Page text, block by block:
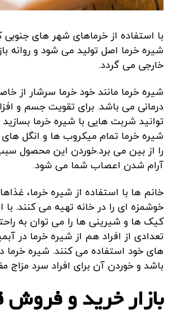
با استفاده از خرماهای شهر های جنوبی
شیره خرما اصل تولید می شود و روانه
خارجی می گردد.
شیره خرما مانند خود خرما سرشار از
درمانی می باشد. برای تقویت جسم و
توانید شربت هایی با شیره خرما
شیره خرما تمام میکروب ها و انگل
را از بین می برد.خوردن این محصول
آرام شدن اعصاب شما می شود.
خانم ها با استفاده از شیره خرما،
خوشمزه ای را در خانه تهیه می کنند. با
کیک ها و شیرینی ها را می توان به
تعدادی از افراد هم از شیره خرما در
های خود استفاده می کنند. شیره خرما
باشد و خوردن آن برای افراد سرد مزاج
بازار خرید و فروش